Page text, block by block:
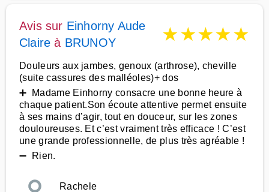
Avis sur Einhorny Aude
Claire à BRUNOY ★★★★★
Douleurs aux jambes, genoux (arthrose), cheville
(suite cassures des malléoles)+ dos
➕ Madame Einhorny consacre une bonne heure à
chaque patient.Son écoute attentive permet ensuite
à ses mains d’agir, tout en douceur, sur les zones
douloureuses. Et c’est vraiment très efficace ! C’est
une grande professionnelle, de plus très agréable !
➖ Rien.
Rachele